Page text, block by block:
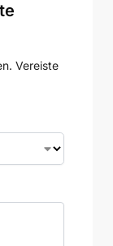
Vereiste